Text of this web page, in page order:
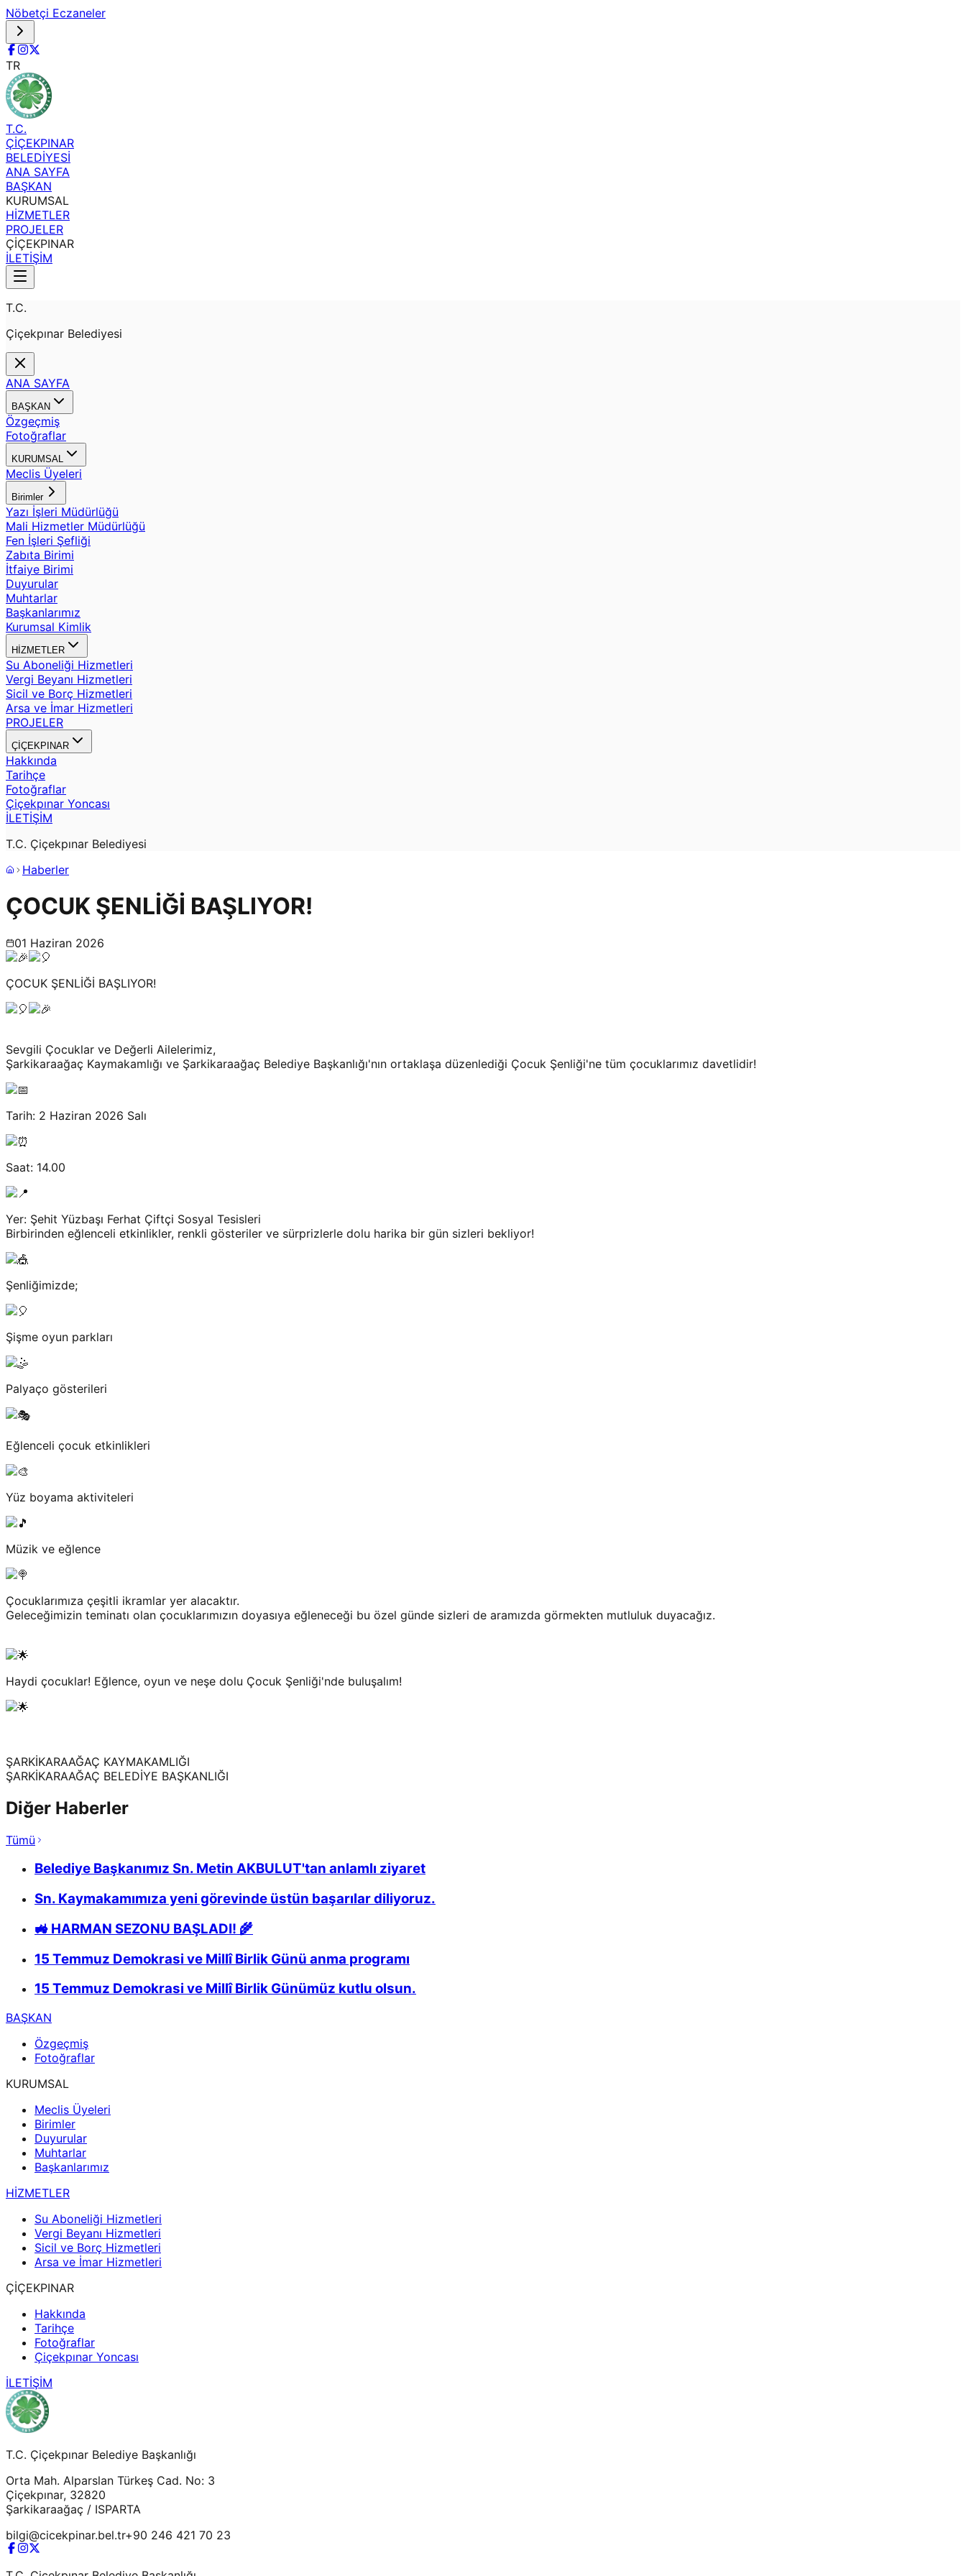
Nöbetçi Eczaneler
TR
T.C.
ÇİÇEKPINAR
BELEDİYESİ
ANA SAYFA
BAŞKAN
KURUMSAL
HİZMETLER
PROJELER
ÇİÇEKPINAR
İLETİŞİM
T.C.
Çiçekpınar Belediyesi
ANA SAYFA
BAŞKAN
Özgeçmiş
Fotoğraflar
KURUMSAL
Meclis Üyeleri
Birimler
Yazı İşleri Müdürlüğü
Mali Hizmetler Müdürlüğü
Fen İşleri Şefliği
Zabıta Birimi
İtfaiye Birimi
Duyurular
Muhtarlar
Başkanlarımız
Kurumsal Kimlik
HİZMETLER
Su Aboneliği Hizmetleri
Vergi Beyanı Hizmetleri
Sicil ve Borç Hizmetleri
Arsa ve İmar Hizmetleri
PROJELER
ÇİÇEKPINAR
Hakkında
Tarihçe
Fotoğraflar
Çiçekpınar Yoncası
İLETİŞİM
T.C. Çiçekpınar Belediyesi
Haberler
ÇOCUK ŞENLİĞİ BAŞLIYOR!
01 Haziran 2026
ÇOCUK ŞENLİĞİ BAŞLIYOR!
Sevgili Çocuklar ve Değerli Ailelerimiz,
Şarkikaraağaç Kaymakamlığı ve Şarkikaraağaç Belediye Başkanlığı'nın ortaklaşa düzenlediği Çocuk Şenliği'ne tüm çocuklarımız davetlidir!
Tarih: 2 Haziran 2026 Salı
Saat: 14.00
Yer: Şehit Yüzbaşı Ferhat Çiftçi Sosyal Tesisleri
Birbirinden eğlenceli etkinlikler, renkli gösteriler ve sürprizlerle dolu harika bir gün sizleri bekliyor!
Şenliğimizde;
Şişme oyun parkları
Palyaço gösterileri
Eğlenceli çocuk etkinlikleri
Yüz boyama aktiviteleri
Müzik ve eğlence
Çocuklarımıza çeşitli ikramlar yer alacaktır.
Geleceğimizin teminatı olan çocuklarımızın doyasıya eğleneceği bu özel günde sizleri de aramızda görmekten mutluluk duyacağız.
Haydi çocuklar! Eğlence, oyun ve neşe dolu Çocuk Şenliği'nde buluşalım!
ŞARKİKARAAĞAÇ KAYMAKAMLIĞI
ŞARKİKARAAĞAÇ BELEDİYE BAŞKANLIĞI
Diğer Haberler
Tümü
Belediye Başkanımız Sn. Metin AKBULUT'tan anlamlı ziyaret
Sn. Kaymakamımıza yeni görevinde üstün başarılar diliyoruz.
🚜 HARMAN SEZONU BAŞLADI! 🌾
15 Temmuz Demokrasi ve Millî Birlik Günü anma programı
15 Temmuz Demokrasi ve Millî Birlik Günümüz kutlu olsun.
BAŞKAN
Özgeçmiş
Fotoğraflar
KURUMSAL
Meclis Üyeleri
Birimler
Duyurular
Muhtarlar
Başkanlarımız
HİZMETLER
Su Aboneliği Hizmetleri
Vergi Beyanı Hizmetleri
Sicil ve Borç Hizmetleri
Arsa ve İmar Hizmetleri
ÇİÇEKPINAR
Hakkında
Tarihçe
Fotoğraflar
Çiçekpınar Yoncası
İLETİŞİM
T.C. Çiçekpınar Belediye Başkanlığı
Orta Mah. Alparslan Türkeş Cad. No: 3
Çiçekpınar, 32820
Şarkikaraağaç / ISPARTA
bilgi@cicekpinar.bel.tr+90 246 421 70 23